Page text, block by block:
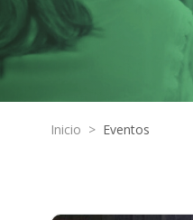
Inicio > Eventos